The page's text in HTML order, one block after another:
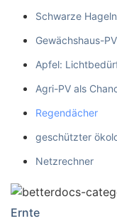
Schwarze
Gewächshaus-PV
Apfel:
Agri-PV als
Regendächer
geschützter
Netzrechner
Ernte